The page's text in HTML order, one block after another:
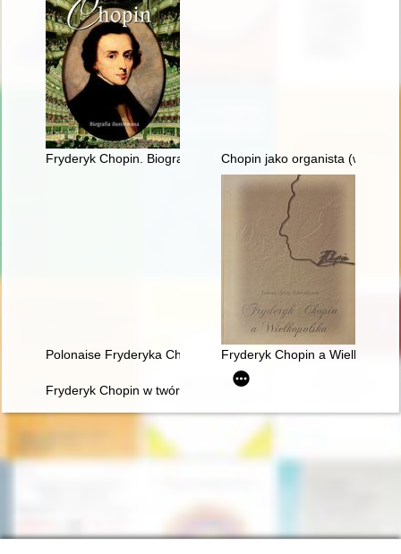
Fryderyk Chopin. Biografia ilustrowanaChopin jako organista (w 150.
Polonaise Fryderyka Chopina. Zagadka inicjalnej figury
Fryderyk Chopin a
Fryderyk Chopin w twórczości Jarosława Iwaszkiewicza (w